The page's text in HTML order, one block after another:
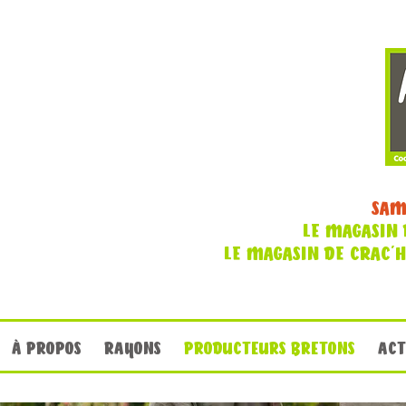
LE MAGASIN
LE MAGASIN DE
À PROPOS RAYONS PRODUCTEURS BRETONS